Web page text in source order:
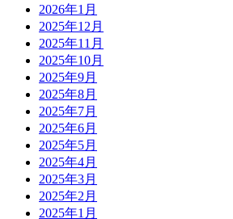
2026年1月
2025年12月
2025年11月
2025年10月
2025年9月
2025年8月
2025年7月
2025年6月
2025年5月
2025年4月
2025年3月
2025年2月
2025年1月